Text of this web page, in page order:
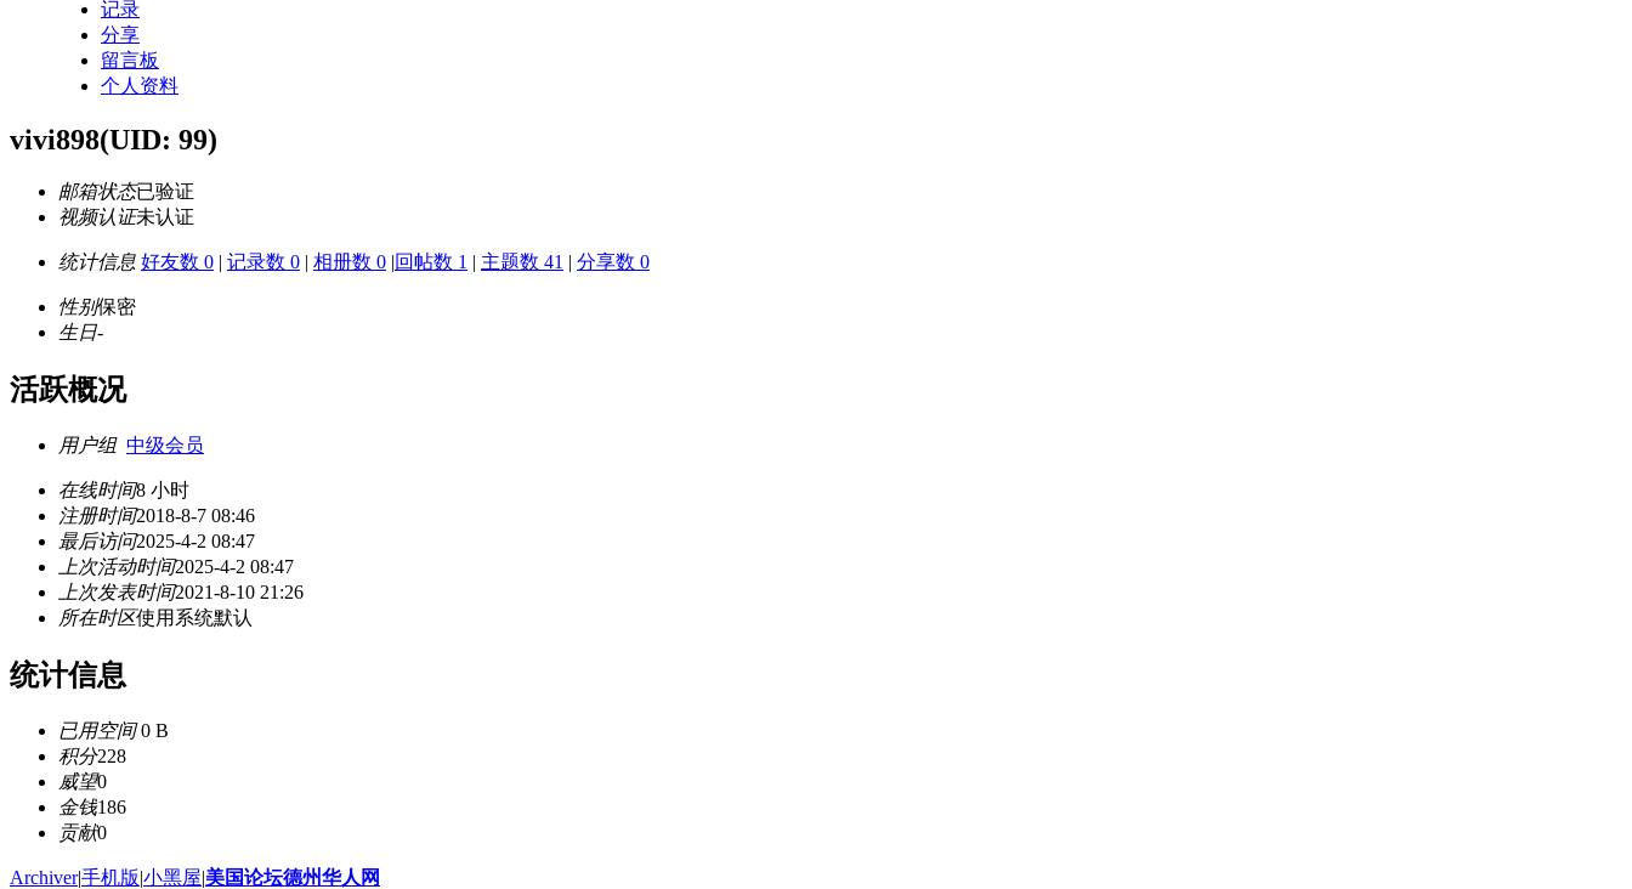
记录
分享
留言板
个人资料
vivi898(UID: 99)
邮箱状态已验证
视频认证未认证
统计信息 好友数 0 | 记录数 0 | 相册数 0 |回帖数 1 | 主题数 41 | 分享数 0
性别保密
生日-
活跃概况
用户组 中级会员
在线时间8 小时
注册时间2018-8-7 08:46
最后访问2025-4-2 08:47
上次活动时间2025-4-2 08:47
上次发表时间2021-8-10 21:26
所在时区使用系统默认
统计信息
已用空间0 B
积分228
威望0
金钱186
贡献0
Archiver|手机版|小黑屋|美国论坛德州华人网